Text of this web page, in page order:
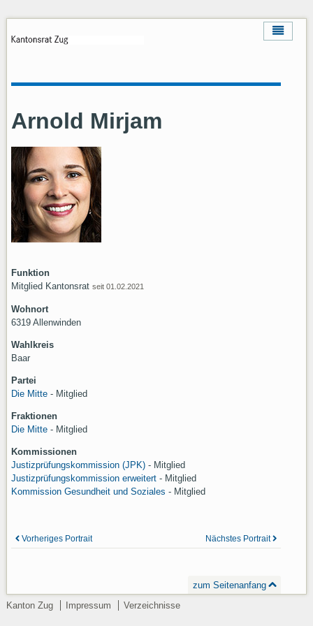
Arnold Mirjam
Funktion
Mitglied Kantonsrat seit 01.02.2021
Wohnort
6319 Allenwinden
Wahlkreis
Baar
Partei
Die Mitte- Mitglied
Fraktionen
Die Mitte- Mitglied
Kommissionen
Justizprüfungskommission (JPK) - Mitglied
Justizprüfungskommission erweitert - Mitglied
Kommission Gesundheit und Soziales - Mitglied
Vorheriges Portrait Nächstes Portrait
zum Seitenanfang
Kanton Zug
Impressum Verzeichnisse